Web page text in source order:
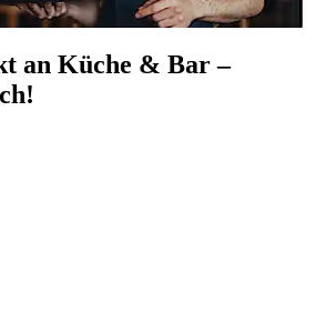
an Küche & Bar –